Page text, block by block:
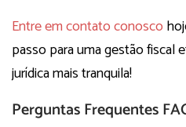
Entre em contato conosco
passo para uma gestão fiscal
jurídica mais tranquila!
Perguntas Frequentes